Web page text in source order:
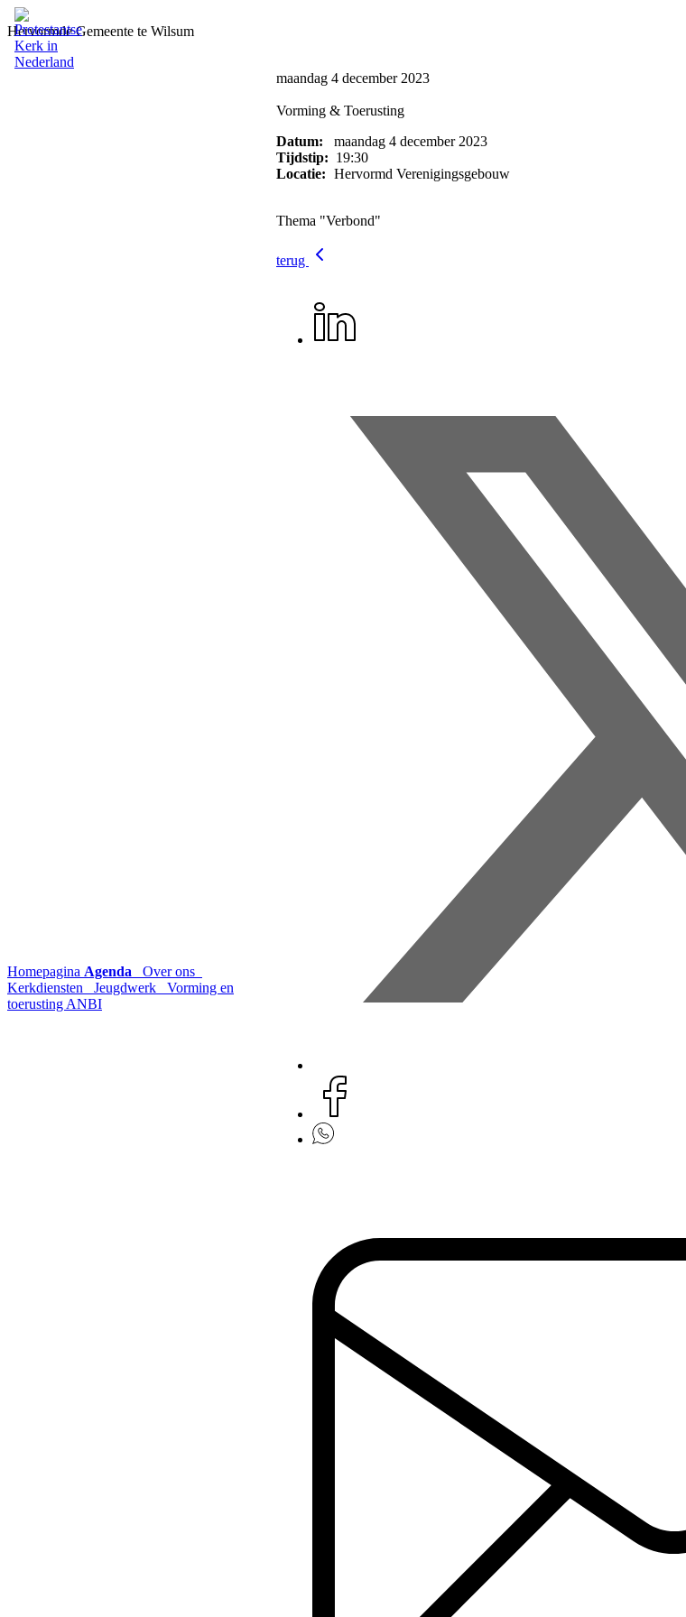
Hervormde Gemeente te Wilsum
Homepagina Agenda
Over ons
Kerkdiensten
Jeugdwerk
Vorming en
toerusting ANBI
maandag 4 december 2023
Vorming & Toerusting
Datum:
maandag 4 december 2023
Tijdstip: 19:30
Locatie: Hervormd Verenigingsgebouw
Thema "Verbond"
terug